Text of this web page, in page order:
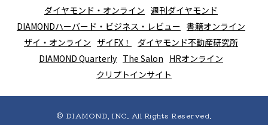
ダイヤモンド・オンライン 週刊ダイヤモンド
DIAMONDハーバード・ビジネス・レビュー 書籍オンライン
ザイ・オンライン ザイFX！
ダイヤモンド不動産研究所
DIAMOND Quarterly The Salon HRオンライン
クリプトインサイト
© DIAMOND, INC. All Rights Reserved.